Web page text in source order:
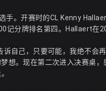
。开赛时的CL Kenny
记分牌排名第四。Hallaert在
自己，只要可能，我绝不会
想。现在第二次进入决赛桌